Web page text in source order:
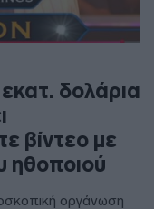
δολάρια
βίντεο με
ηθοποιού
οργάνωση